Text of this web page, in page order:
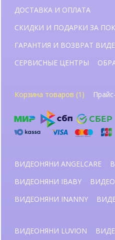
ДОСТАВКА И ОПЛАТА
СКИДКИ И ПОДАРКИ ЗА
ГАРАНТИЯ И ВОЗВРАТ
СЕРВИСНЫЕ ЦЕНТРЫ
Корзина товаров (1)
ВИДЕОНЯНИ ANGELCARE
ВИДЕОНЯНИ IBABY
ВИДЕОНЯНИ INANNY
ВИДЕОНЯНИ LUVION